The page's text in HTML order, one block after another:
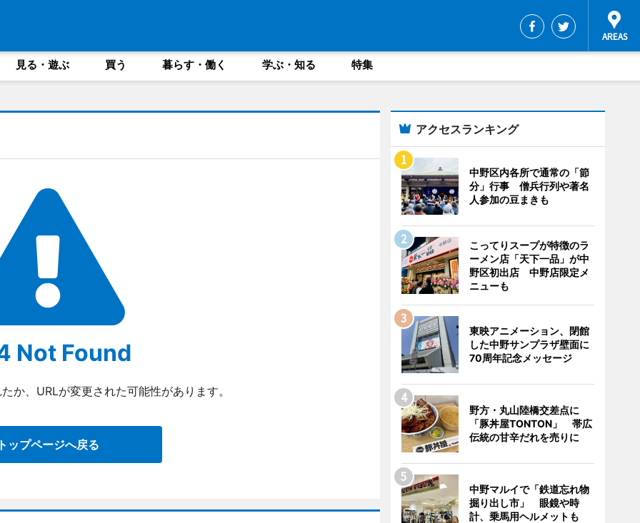
見る・遊ぶ 買う 暮らす・働く 学ぶ・知る 特集
Not Found
か、URLが変更された可能性があります。
ップページへ戻る
アクセスランキング
中野区内各所で通常の「節
分」行事 僧兵行列や著名
人参加の豆まきも
こってりスープが特徴のラ
ーメン店「天下一品」が中
野区初出店 中野店限定メ
ニューも
東映アニメーション、閉館
した中野サンプラザ壁面に
70周年記念メッセージ
野方・丸山陸橋交差点に
「豚丼屋TONTON」 帯広
伝統の甘辛だれを売りに
中野マルイで「鉄道忘れ物
掘り出し市」 眼鏡や時
計、乗馬用ヘルメットも